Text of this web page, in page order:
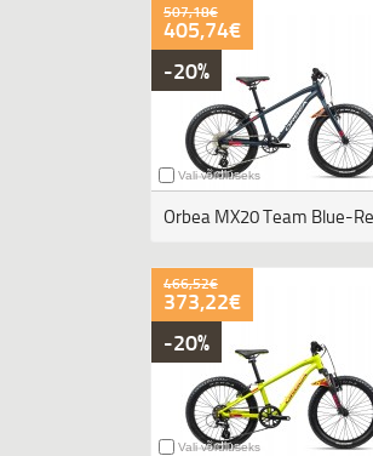
507,18€
405,74€
-20%
Vali võrdluseks
466,52€
373,22€
-20%
Vali võrdluseks